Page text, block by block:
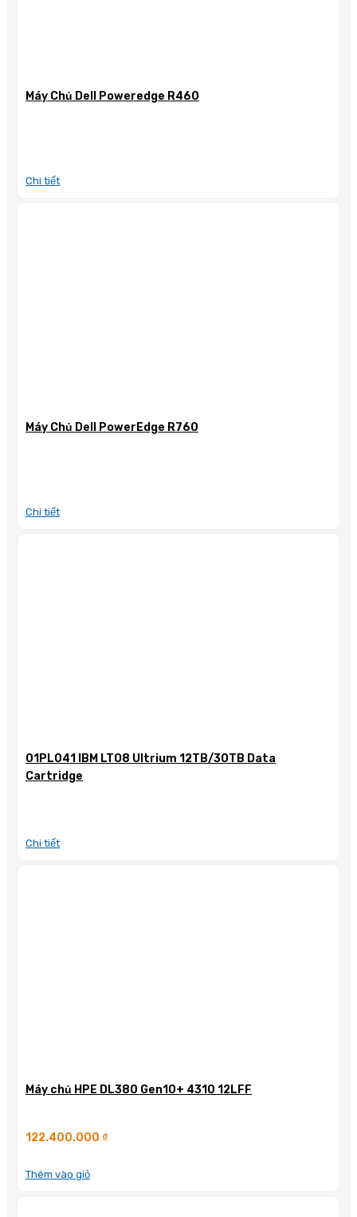
Máy Chủ Dell Poweredge R460
Chi tiết
Máy Chủ Dell PowerEdge R760
Chi tiết
01PL041 IBM LTO8 Ultrium 12TB/30TB Data
Cartridge
Chi tiết
Máy chủ HPE DL380 Gen10+ 4310 12LFF
122.400.000 ₫
Thêm vào giỏ